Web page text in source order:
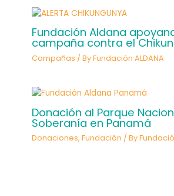
Fundación Aldana
campaña contra el
Campañas / ByFundación ALDANA
Donación al Parque
Soberanía en Panamá
Donaciones,Fundación / By